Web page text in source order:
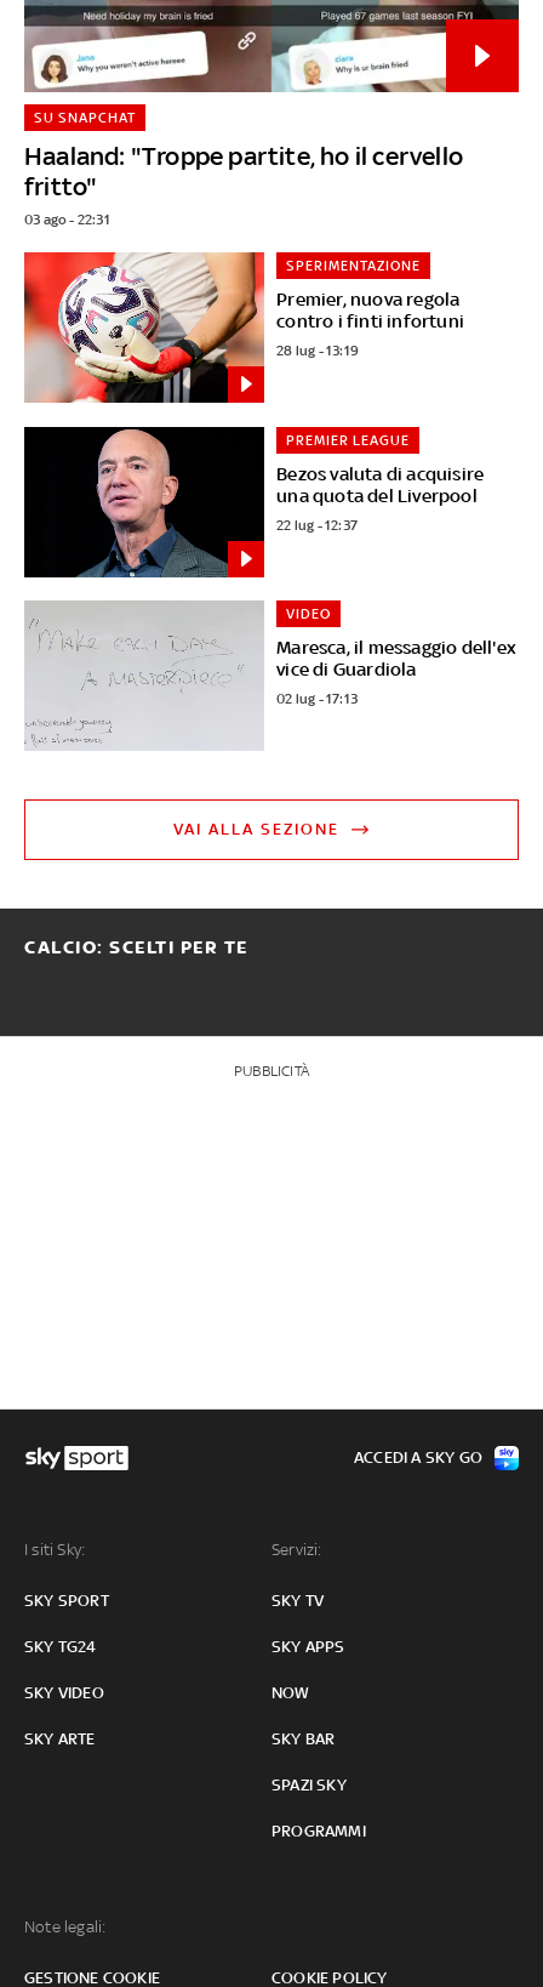
Haaland: "Troppe partite, ho il cervello
fritto"
SU SNAPCHAT
03 ago - 22:31
Premier, nuova regola
contro i finti infortuni
SPERIMENTAZIONE
28 lug - 13:19
Bezos valuta di acquisire
una quota del Liverpool
PREMIER LEAGUE
22 lug - 12:37
Maresca, il messaggio dell'ex
vice di Guardiola
VIDEO
02 lug - 17:13
VAI ALLA SEZIONE
CALCIO: SCELTI PER TE
PUBBLICITÀ
I siti Sky:
SKY SPORT
SKY TG24
SKY VIDEO
SKY ARTE
Servizi:
SKY TV
SKY APPS
NOW
SKY BAR
SPAZI SKY
PROGRAMMI
Note legali:
GESTIONE COOKIE COOKIE POLICY
ACCEDI A SKY GO